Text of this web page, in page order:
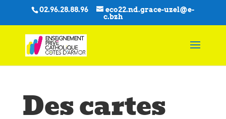
02.96.28.88.96
eco22.nd.grace-uzel@e-
c.bzh
Des cartes